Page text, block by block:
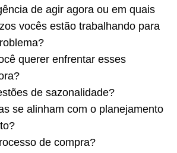
de agir agora ou em quais
vocês estão trabalhando para
querer enfrentar esses
de sazonalidade?
se alinham com o planejamento
de compra?